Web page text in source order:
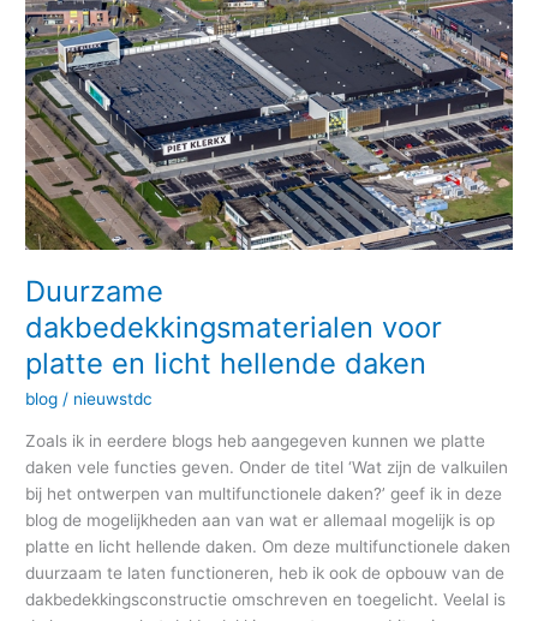
Duurzame
dakbedekkingsmaterialen voor
platte en licht hellende daken
blog / nieuwstdc
Zoals ik in eerdere blogs heb aangegeven kunnen we platte
daken vele functies geven. Onder de titel ‘Wat zijn de valkuilen
bij het ontwerpen van multifunctionele daken?’ geef ik in deze
blog de mogelijkheden aan van wat er allemaal mogelijk is op
platte en licht hellende daken. Om deze multifunctionele daken
duurzaam te laten functioneren, heb ik ook de opbouw van de
dakbedekkingsconstructie omschreven en toegelicht. Veelal is
platte
en
licht
hellende
daken